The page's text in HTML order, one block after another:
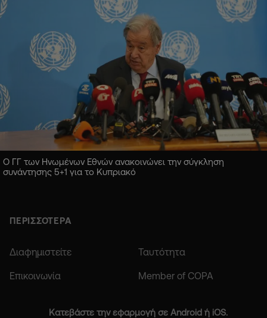
Ο ΓΓ των Ηνωμένων Εθνών ανακοινώνει την σύγκληση
συνάντησης 5+1 για το Κυπριακό
ΠΕΡΙΣΣΟΤΕΡΑ
Διαφημιστείτε Ταυτότητα
Επικοινωνία Member of COPA
Κατεβάστε την εφαρμογή σε Android ή iOS.